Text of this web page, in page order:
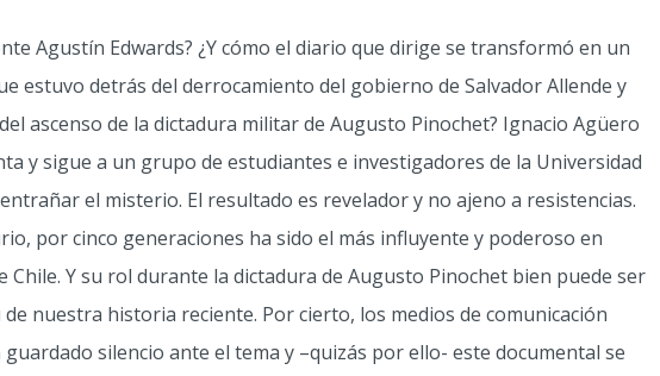
Agustín Edwards? ¿Y cómo el diario que dirige se transformó en un
estuvo detrás del derrocamiento del gobierno de Salvador Allende y
ascenso de la dictadura militar de Augusto Pinochet? Ignacio Agüero
y sigue a un grupo de estudiantes e investigadores de la Universidad
el misterio. El resultado es revelador y no ajeno a resistencias.
por cinco generaciones ha sido el más influyente y poderoso en
Chile. Y su rol durante la dictadura de Augusto Pinochet bien puede ser
nuestra historia reciente. Por cierto, los medios de comunicación
silencio ante el tema y –quizás por ello- este documental se